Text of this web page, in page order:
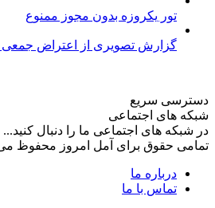
تور یکروزه بدون مجوز ممنوع
گزارش تصویری از اعتراض جمعی
دسترسی سریع
شبکه های اجتماعی
در شبکه های اجتماعی ما را دنبال کنید...
تمامی حقوق برای آمل امروز محفوظ
درباره ما
تماس با ما